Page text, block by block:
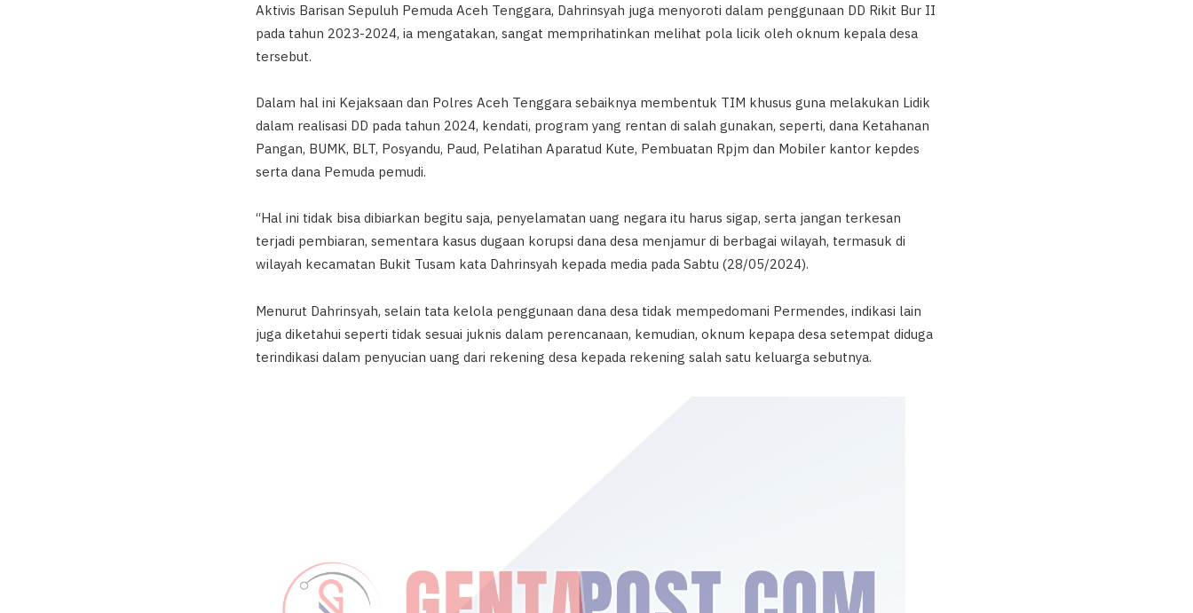
Aktivis Barisan Sepuluh Pemuda Aceh Tenggara, Dahrinsyah juga menyoroti dalam penggunaan DD Rikit Bur II
pada tahun 2023-2024, ia mengatakan, sangat memprihatinkan melihat pola licik oleh oknum kepala desa
tersebut.
Dalam hal ini Kejaksaan dan Polres Aceh Tenggara sebaiknya membentuk TIM khusus guna melakukan Lidik
dalam realisasi DD pada tahun 2024, kendati, program yang rentan di salah gunakan, seperti, dana Ketahanan
Pangan, BUMK, BLT, Posyandu, Paud, Pelatihan Aparatud Kute, Pembuatan Rpjm dan Mobiler kantor kepdes
serta dana Pemuda pemudi.
“Hal ini tidak bisa dibiarkan begitu saja, penyelamatan uang negara itu harus sigap, serta jangan terkesan
terjadi pembiaran, sementara kasus dugaan korupsi dana desa menjamur di berbagai wilayah, termasuk di
wilayah kecamatan Bukit Tusam kata Dahrinsyah kepada media pada Sabtu (28/05/2024).
Menurut Dahrinsyah, selain tata kelola penggunaan dana desa tidak mempedomani Permendes, indikasi lain
juga diketahui seperti tidak sesuai juknis dalam perencanaan, kemudian, oknum kepapa desa setempat diduga
terindikasi dalam penyucian uang dari rekening desa kepada rekening salah satu keluarga sebutnya.